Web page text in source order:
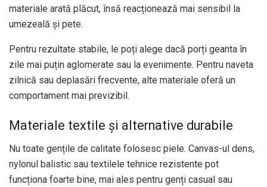
materiale arată plăcut, însă reacționează mai sensibil la
umezeală și pete.
Pentru rezultate stabile, le poți alege dacă porți geanta în
zile mai puțin aglomerate sau la evenimente. Pentru naveta
zilnică sau deplasări frecvente, alte materiale oferă un
comportament mai previzibil.
Materiale textile și alternative durabile
Nu toate gențile de calitate folosesc piele. Canvas-ul dens,
nylonul balistic sau textilele tehnice rezistente pot
funcționa foarte bine, mai ales pentru genți casual sau